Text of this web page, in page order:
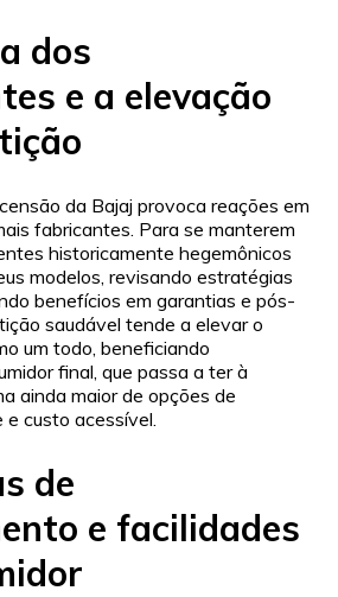
dos
e a elevação
da Bajaj provoca reações em
fabricantes. Para se manterem
historicamente hegemônicos
modelos, revisando estratégias
benefícios em garantias e pós-
saudável tende a elevar o
um todo, beneficiando
final, que passa a ter à
ainda maior de opções de
custo acessível.
de
e facilidades